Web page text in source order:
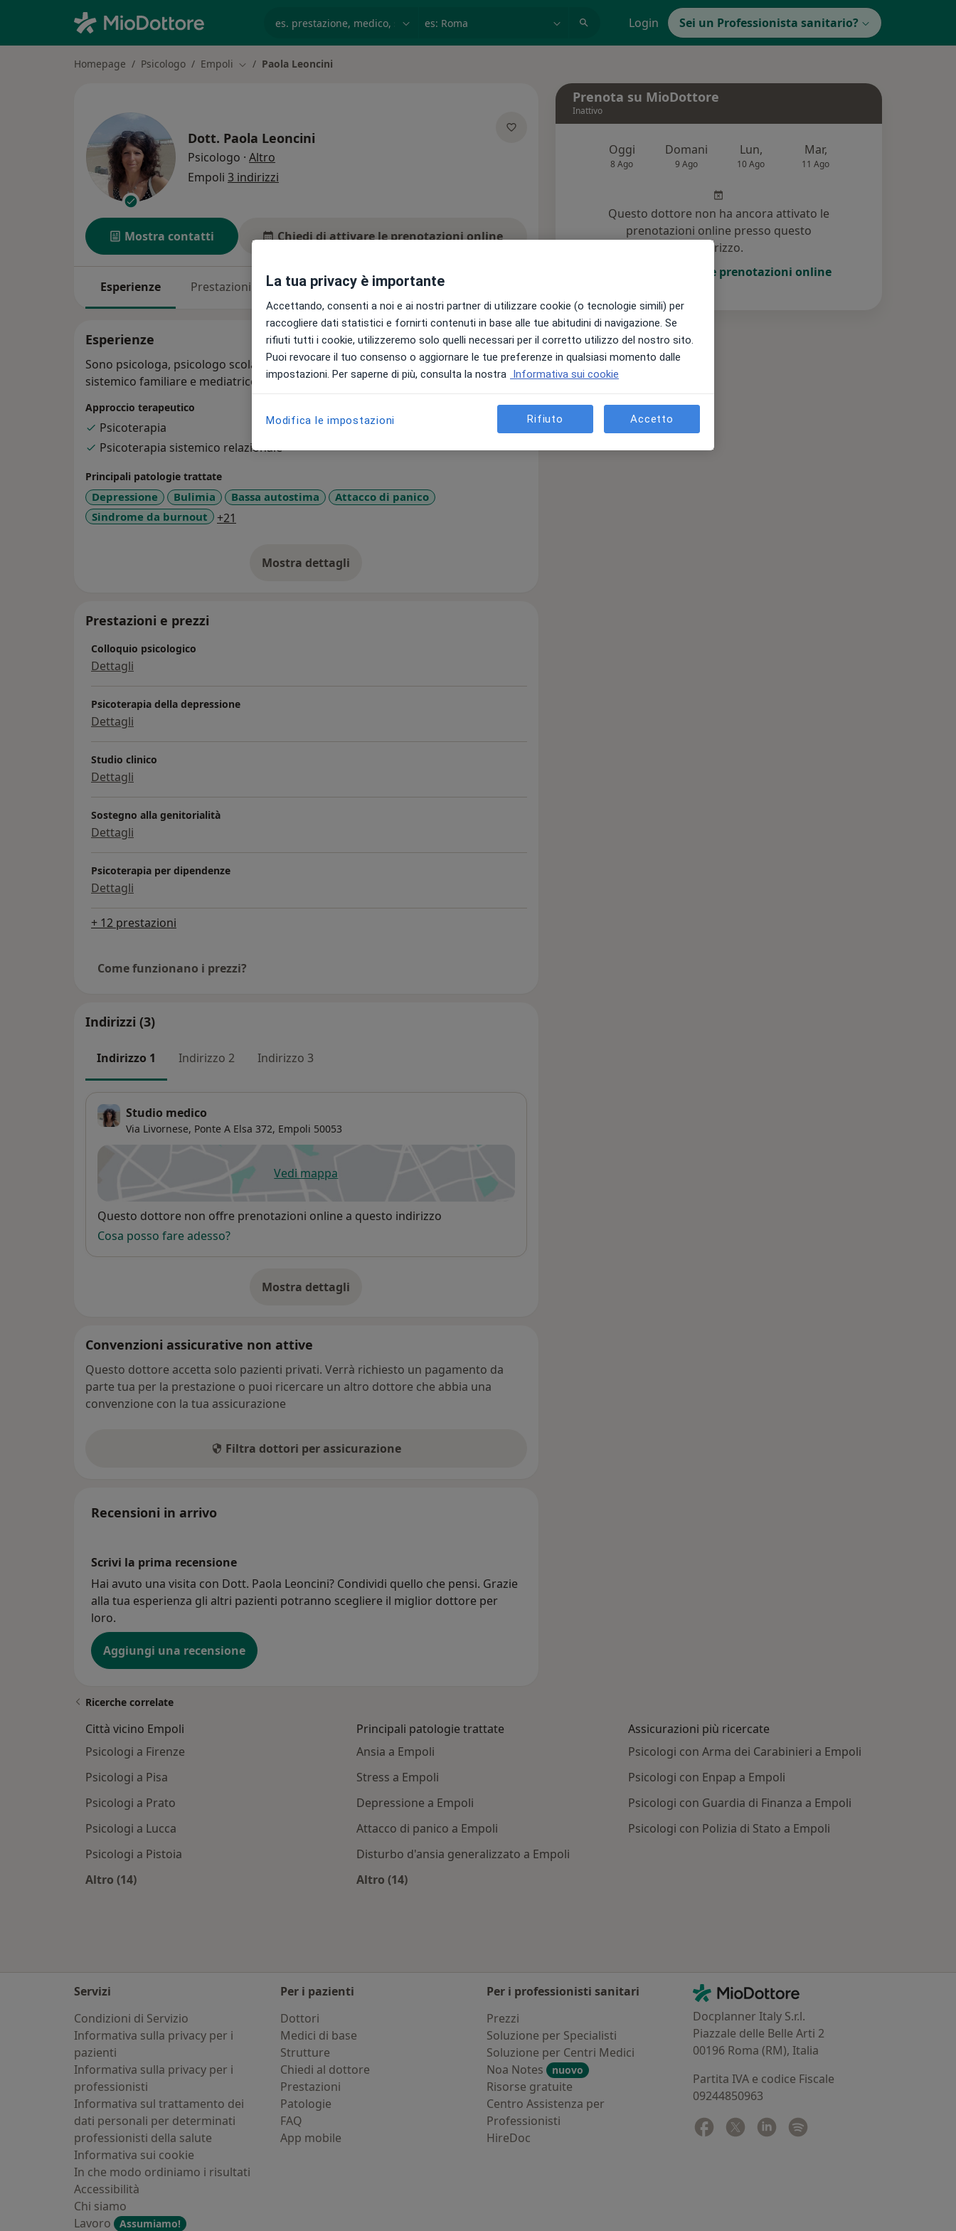
Login Sei un Professionista sanitario?
Homepage Psicologo Empoli Cambia città
Paola Leoncini
Dott. Paola Leoncini
Psicologo · Altro
Empoli 3 indirizzi
Mostra contatti Chiedi di attivare le prenotazioni online
Esperienze Prestazioni Indirizzi Assicurazioni
Esperienze
Sono psicologa, psicologo scolastico, psicoterapeuta familiare a indirizzo
sistemico familiare e mediatrice familiare
Approccio terapeutico
Psicoterapia
Psicoterapia sistemico relazionale
Principali patologie trattate
Depressione Bulimia Bassa autostima
Attacco di panico
Sindrome da burnout
+21
Mostra dettagli
sull'esperienza
Prestazioni e prezzi
Colloquio psicologico
Dettagli
Psicoterapia della depressione
Dettagli
Studio clinico
Dettagli
Sostegno alla genitorialità
Dettagli
Psicoterapia per dipendenze
Dettagli
+ 12 prestazioni
Come funzionano i prezzi?
Indirizzi (3)
Indirizzo 1 Indirizzo 2 Indirizzo 3
Studio medico
Via Livornese, Ponte A Elsa 372, Empoli 50053
Vedi mappasi apre in una nuova scheda
Disponibilità
Questo dottore non offre prenotazioni online a questo indirizzo
Cosa posso fare adesso?
Mostra dettagli
sull'indirizzo
Convenzioni assicurative non attive
Questo dottore accetta solo pazienti privati. Verrà richiesto un pagamento da
parte tua per la prestazione o puoi ricercare un altro dottore che abbia una
convenzione con la tua assicurazione
Filtra dottori per assicurazione
Recensioni in arrivo
Scrivi la prima recensione
Hai avuto una visita con Dott. Paola Leoncini? Condividi quello che pensi. Grazie
alla tua esperienza gli altri pazienti potranno scegliere il miglior dottore per
loro.
Aggiungi una recensione
Prenota su MioDottore
Inattivo
Oggi
8 Ago
Domani
9 Ago
Lun,
10 Ago
Mar,
11 Ago
Questo dottore non ha ancora attivato le
prenotazioni online presso questo
indirizzo.
Chiedi di attivare le prenotazioni online
Ricerche correlate
Città vicino Empoli
Psicologi a Firenze
Psicologi a Pisa
Psicologi a Prato
Psicologi a Lucca
Psicologi a Pistoia
Altro (14)
Principali patologie trattate
Ansia a Empoli
Stress a Empoli
Depressione a Empoli
Attacco di panico a Empoli
Disturbo d'ansia generalizzato a Empoli
Altro (14)
Assicurazioni più ricercate
Psicologi con Arma dei Carabinieri a Empoli
Psicologi con Enpap a Empoli
Psicologi con Guardia di Finanza a Empoli
Psicologi con Polizia di Stato a Empoli
Servizi
Condizioni di Servizio
Informativa sulla privacy per i
pazienti
Informativa sulla privacy per i
professionisti
Informativa sul trattamento dei
dati personali per determinati
professionisti della salute
Informativa sui cookie
In che modo ordiniamo i risultati
Accessibilità
Chi siamo
Lavoro
Assumiamo!
Per i pazienti
Dottori
Medici di base
Strutture
Chiedi al dottore
Prestazioni
Patologie
FAQ
App mobile
Per i professionisti sanitari
Prezzi
Soluzione per Specialisti
Soluzione per Centri Medici
Noa Notes
nuovo
Risorse gratuite
Centro Assistenza per
Professionisti
HireDoc
Contatti
MioDottore - Homepage
Docplanner Italy S.r.l.
Piazzale delle Belle Arti 2
00196 Roma (RM), Italia
Partita IVA e codice Fiscale
09244850963
Facebook
si apre in una nuova scheda
Twitter
si apre in una nuova scheda
Linkedin
si apre in una nuova scheda
La tua privacy è importante
Accettando, consenti a noi e ai nostri partner di utilizzare cookie (o tecnologie simili) per
raccogliere dati statistici e fornirti contenuti in base alle tue abitudini di navigazione. Se
rifiuti tutti i cookie, utilizzeremo solo quelli necessari per il corretto utilizzo del nostro sito.
Puoi revocare il tuo consenso o aggiornare le tue preferenze in qualsiasi momento dalle
impostazioni. Per saperne di più, consulta la nostra Informativa sui cookie
Modifica le impostazioni Rifiuto Accetto